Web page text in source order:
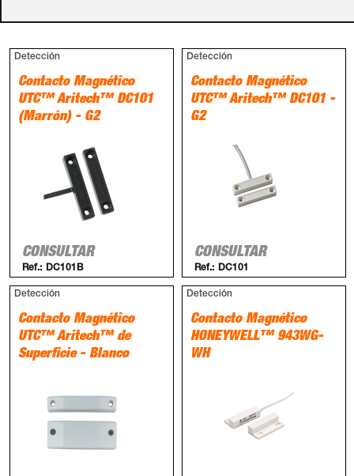
Detección
Contacto Magnético
UTC™ Aritech™ DC101
(Marrón) - G2
CONSULTAR
Ref.: DC101B
Detección
Contacto Magnético
UTC™ Aritech™ DC101 -
G2
CONSULTAR
Ref.: DC101
Detección
Contacto Magnético
UTC™ Aritech™ de
Superficie - Blanco
Detección
Contacto Magnético
HONEYWELL™ 943WG-
WH